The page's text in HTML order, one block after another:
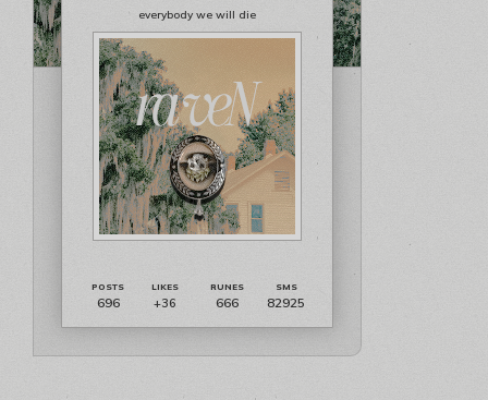
everybody we will die
696 +36 666 82925